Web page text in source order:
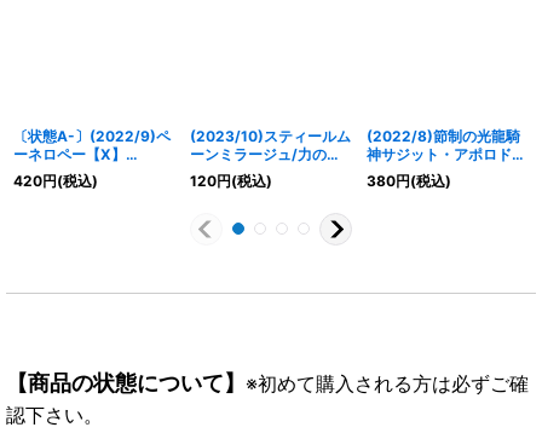
〔状態A-〕(2022/9)ペ
ーネロペー【X】
{CB25-X05}《緑》
420円(税込)
(2023/10)スティールム
ーンミラージュ/力の獅
機龍神ストライクヴル
ム・レオ・ストレングス
(BSC41収録)【転醒X】
{BS59-TX03a/BS59-
120円(税込)
(2022/8)節制の光龍騎
神サジット・アポロドラ
ゴン・テンパランス
【X】{BS59-X02}
380円(税込)
【商品の状態について】 ※初めて購入される方は必ずご確
認下さい。